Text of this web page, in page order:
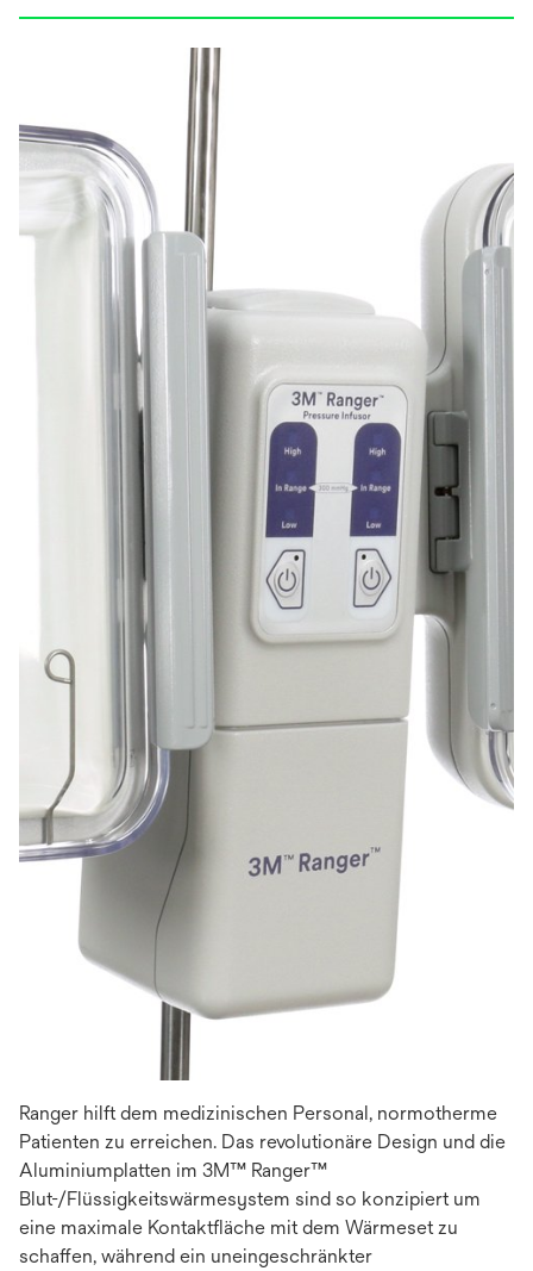
Ranger hilft dem medizinischen Personal, normotherme
Patienten zu erreichen. Das revolutionäre Design und die
Aluminiumplatten im 3M™ Ranger™
Blut-/Flüssigkeitswärmesystem sind so konzipiert um
eine maximale Kontaktfläche mit dem Wärmeset zu
schaffen, während ein uneingeschränkter